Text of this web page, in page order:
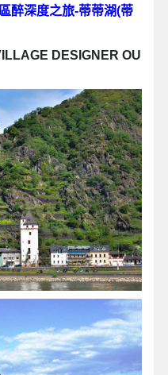
醉深度之旅-蒂蒂湖(蒂
DESIGNER OU